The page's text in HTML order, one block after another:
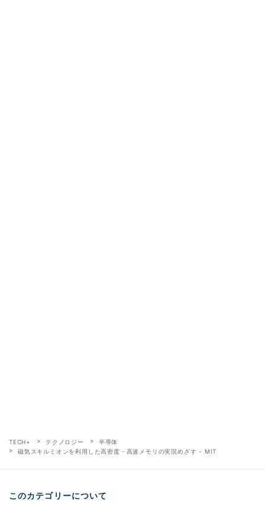
TECH+ テクノロジー
半導体
磁気スキルミオンを利用した高密度・高速メモリの実現めざす - MIT
このカテゴリーについて